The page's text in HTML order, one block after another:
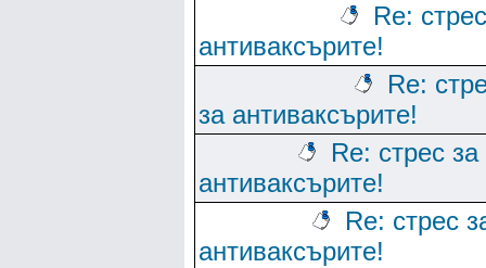
Re:
антиваксърите!
Re:
за антиваксърите!
Re: стрес за
антиваксърите!
Re: стрес
антиваксърите!